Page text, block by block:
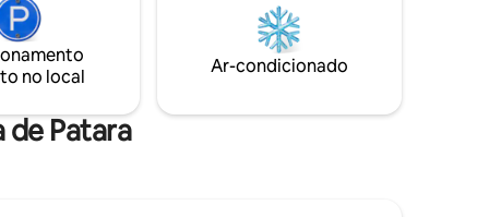
os
por você com toda a sua beleza natural.
Espaçoso em todos os momentos do dia
com seu teto alto, a sensação da
natureza é o detalhe mais importante
no local
Ar-condicionado
Patara